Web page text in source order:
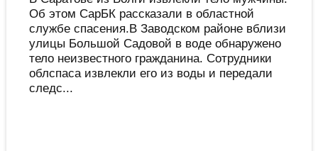
Об этом СарБК рассказали в областной
службе спасения.В Заводском районе вблизи
улицы Большой Садовой в воде обнаружено
тело неизвестного гражданина. Сотрудники
облспаса извлекли его из воды и передали
следс...